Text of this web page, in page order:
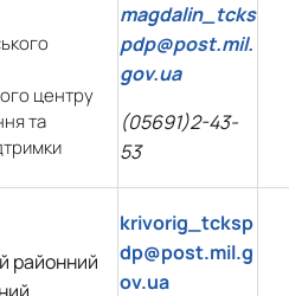
центру
та
magdalin_tcks
pdp@post.mil.
gov.ua
(05691)2-43-
53
районний
krivorig_tcksp
dp@post.mil.g
ov.ua